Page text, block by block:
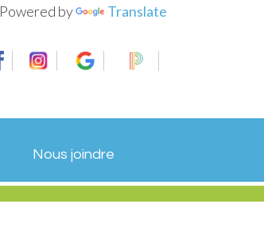
Powered by Translate
Nous joindre